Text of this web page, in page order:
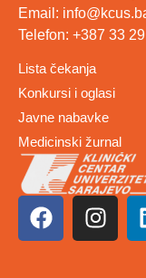
Email:
Telefon: +387 33
Lista čekanja
Konkursi i oglasi
Javne nabavke
Medicinski žurnal